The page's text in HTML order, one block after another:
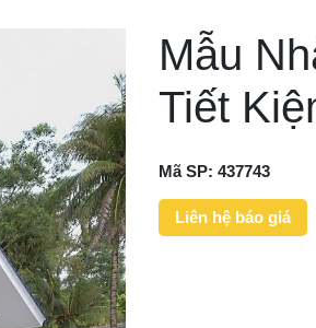
Mẫu
Tiết
Mã SP: 437743
Liên hệ báo giá